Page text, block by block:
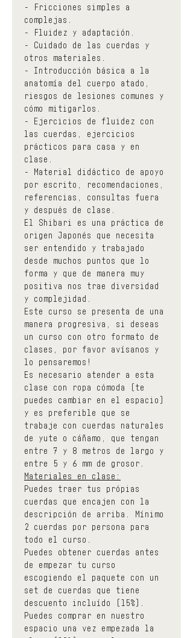
- Fricciones simples a
complejas.
- Fluidez y adaptación.
- Cuidado de las cuerdas y
otros materiales.
- Introducción básica a la
anatomía del cuerpo atado,
riesgos de lesiones comunes y
cómo mitigarlos.
- Ejercicios de fluidez con
las cuerdas, ejercicios
prácticos para casa y en
clase.
- Material didáctico de apoyo
por escrito, recomendaciones,
referencias, consultas fuera
y después de clase.
El Shibari es una práctica de
origen Japonés que necesita
ser entendido y trabajado
desde muchos puntos que lo
forma y que de manera muy
positiva nos trae diversidad
y complejidad.
Este curso se presenta de una
manera progresiva, si deseas
un curso con otro formato de
clases, por favor avísanos y
lo pensaremos!
Es necesario atender a esta
clase con ropa cómoda (te
puedes cambiar en el espacio)
y es preferible que se
trabaje con cuerdas naturales
de yute o cáñamo, que tengan
entre 7 y 8 metros de largo y
entre 5 y 6 mm de grosor.
Materiales en clase:
Puedes traer tus própias
cuerdas que encajen con la
descripción de arriba. Mínimo
2 cuerdas por persona para
todo el curso.
Puedes obtener cuerdas antes
de empezar tu curso
escogiendo el paquete con un
set de cuerdas que tiene
descuento incluído (15%).
Puedes comprar en nuestro
espacio una vez empezada la